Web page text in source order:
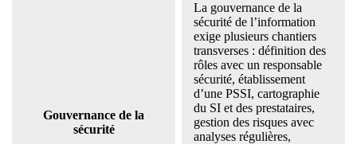
Gouvernance de la
sécurité
La gouvernance de la
sécurité de l’information
exige plusieurs chantiers
transverses : définition des
rôles avec un responsable
sécurité, établissement
d’une PSSI, cartographie
du SI et des prestataires,
gestion des risques avec
analyses régulières,